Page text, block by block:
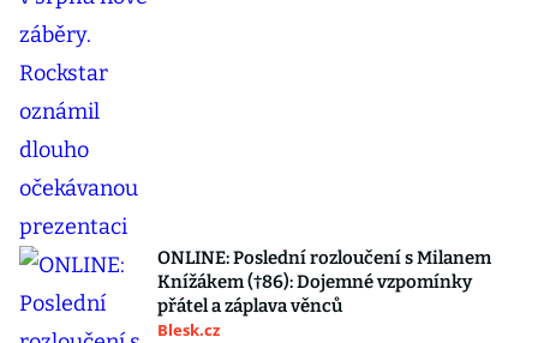
ONLINE: Poslední rozloučení s Milanem
Knížákem (†86): Dojemné vzpomínky
přátel a záplava věnců
Blesk.cz